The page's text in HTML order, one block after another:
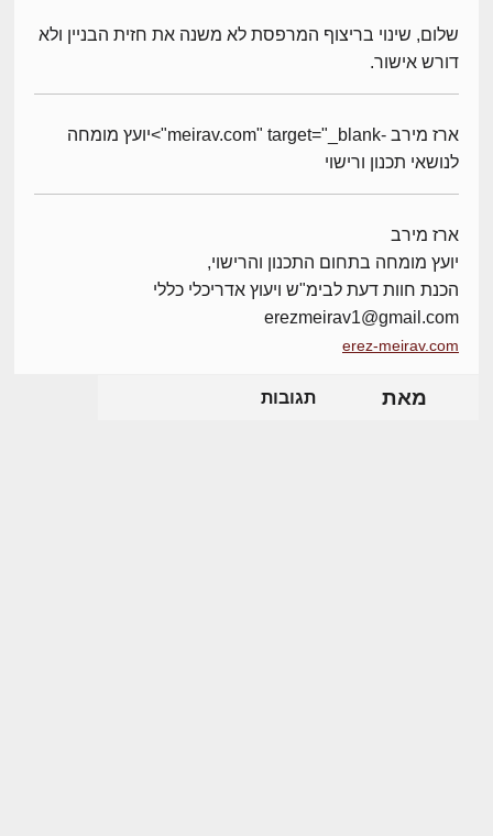
שלום, שינוי בריצוף המרפסת לא משנה את חזית הבניין ולא
דורש אישור.
ארז מירב -meirav.com" target="_blank">יועץ מומחה
לנושאי תכנון ורישוי
ארז מירב
יועץ מומחה בתחום התכנון והרישוי,
הכנת חוות דעת לבימ"ש ויעוץ אדריכלי כללי
erezmeirav1@gmail.com
erez-meirav.com
מאת תגובות